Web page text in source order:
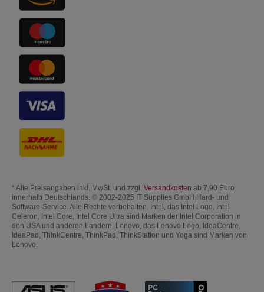
* Alle Preisangaben inkl. MwSt. und zzgl. Versandkosten ab 7,90 Euro
innerhalb Deutschlands. © 2002-2025 IT Supplies GmbH Hard- und
Software-Service. Alle Rechte vorbehalten. Intel, das Intel Logo, Intel
Celeron, Intel Core, Intel Core Ultra sind Marken der Intel Corporation in
den USA und anderen Ländern. Lenovo, das Lenovo Logo, IdeaCentre,
IdeaPad, ThinkCentre, ThinkPad, ThinkStation und Yoga sind Marken von
Lenovo.